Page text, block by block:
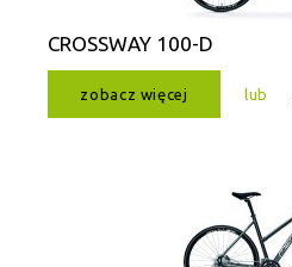
CROSSWAY 100-D
zobacz więcej lub